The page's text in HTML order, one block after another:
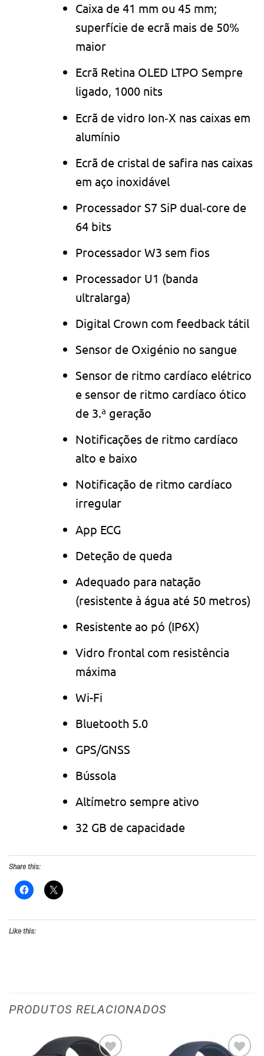
Caixa de 41 mm ou 45 mm;
superfície de ecrã mais de 50%
maior
Ecrã Retina OLED LTPO Sempre
ligado, 1000 nits
Ecrã de vidro Ion‑X nas caixas em
alumínio
Ecrã de cristal de safira nas caixas
em aço inoxidável
Processador S7 SiP dual‑core de
64 bits
Processador W3 sem fios
Processador U1 (banda
ultralarga)
Digital Crown com feedback tátil
Sensor de Oxigénio no sangue
Sensor de ritmo cardíaco elétrico
e sensor de ritmo cardíaco ótico
de 3.ª geração
Notificações de ritmo cardíaco
alto e baixo
Notificação de ritmo cardíaco
irregular
App ECG
Deteção de queda
Adequado para natação
(resistente à água até 50 metros)
Resistente ao pó (IP6X)
Vidro frontal com resistência
máxima
Wi-Fi
Bluetooth 5.0
GPS/GNSS
Bússola
Altímetro sempre ativo
32 GB de capacidade
Share this:
Like this:
PRODUTOS RELACIONADOS